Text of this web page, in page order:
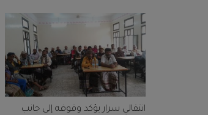
انتقالي سرار يؤكد وقوفه إلى جانب